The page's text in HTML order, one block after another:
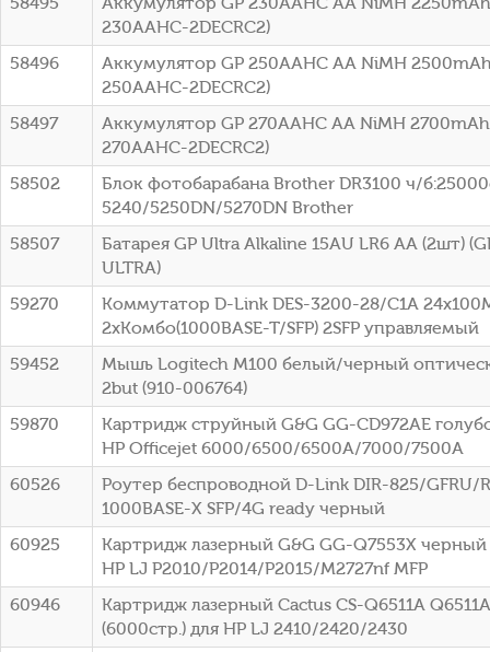
230AAHC-2DECRC2)
58496
Аккумулятор GP 250AAHC AA NiMH
250AAHC-2DECRC2)
58497
Аккумулятор GP 270AAHC AA NiMH
270AAHC-2DECRC2)
58502
Блок фотобарабана Brother DR3100 ч/
5240/5250DN/5270DN Brother
58507
Батарея GP Ultra Alkaline 15AU LR6 AA (2шт)
ULTRA)
59270
Коммутатор D-Link DES-3200-28/C1A
2xКомбо(1000BASE-T/SFP) 2SFP управляемый
59452
Мышь Logitech M100 белый/черный
2but (910-006764)
59870
Картридж струйный G&G GG-CD972AE
HP Officejet 6000/6500/6500A/7000/7500A
60526
Роутер беспроводной D-Link DIR-825/GFRU/
1000BASE-X SFP/4G ready черный
60925
Картридж лазерный G&G GG-Q7553X черный
HP LJ P2010/P2014/P2015/M2727nf MFP
60946
Картридж лазерный Cactus CS-Q6511A
(6000стр.) для HP LJ 2410/2420/2430